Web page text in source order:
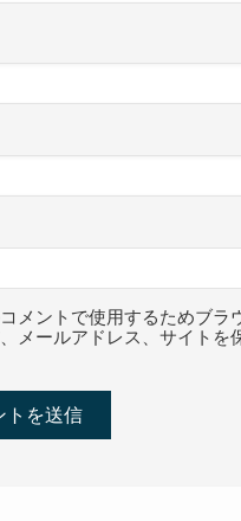
メントで使用するためブラ
メールアドレス、サイトを